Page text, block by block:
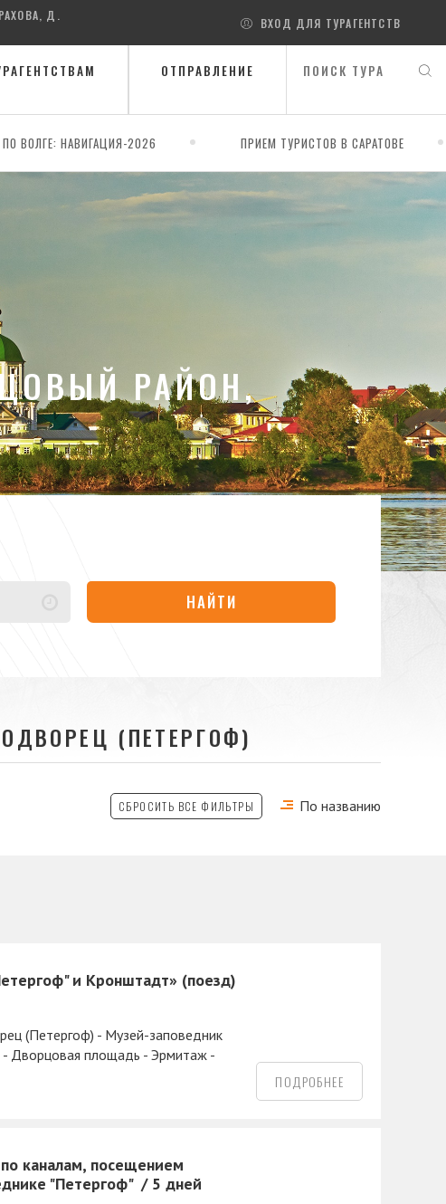
Д.
ВХОД ДЛЯ ТУРАГЕНТСТВ
ОТПРАВЛЕНИЕ
ВОЛГЕ: НАВИГАЦИЯ-2026 ПРИЕМ ТУРИСТОВ В САРАТОВЕ
РАЙОН,
НАЙТИ
(ПЕТЕРГОФ)
СБРОСИТЬ ВСЕ ФИЛЬТРЫ По названию
и Кронштадт» (поезд)
(Петергоф) - Музей-заповедник
Дворцовая площадь - Эрмитаж -
ПОДРОБНЕЕ
каналам, посещением
"Петергоф"
5 дней